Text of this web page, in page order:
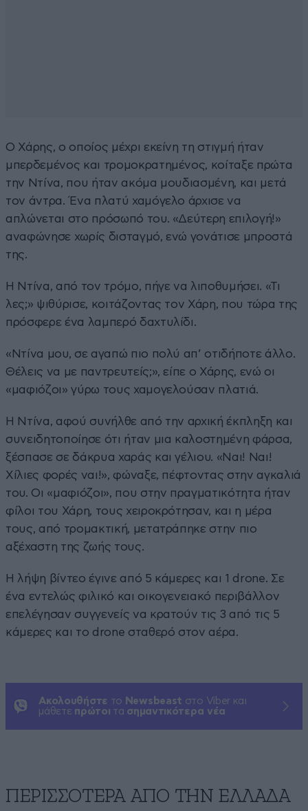
Ο Χάρης, ο οποίος μέχρι εκείνη τη στιγμή ήταν
μπερδεμένος και τρομοκρατημένος, κοίταξε πρώτα
την Ντίνα, που ήταν ακόμα μουδιασμένη, και μετά
τον άντρα. Ένα πλατύ χαμόγελο άρχισε να
απλώνεται στο πρόσωπό του. «Δεύτερη επιλογή!»
αναφώνησε χωρίς δισταγμό, ενώ γονάτισε μπροστά
της.
Η Ντίνα, από τον τρόμο, πήγε να λιποθυμήσει. «Τι
λες;» ψιθύρισε, κοιτάζοντας τον Χάρη, που τώρα της
πρόσφερε ένα λαμπερό δαχτυλίδι.
«Ντίνα μου, σε αγαπώ πιο πολύ απ’ οτιδήποτε άλλο.
Θέλεις να με παντρευτείς;», είπε ο Χάρης, ενώ οι
«μαφιόζοι» γύρω τους χαμογελούσαν πλατιά.
Η Ντίνα, αφού συνήλθε από την αρχική έκπληξη και
συνειδητοποίησε ότι ήταν μια καλοστημένη φάρσα,
ξέσπασε σε δάκρυα χαράς και γέλιου. «Ναι! Ναι!
Χίλιες φορές ναι!», φώναξε, πέφτοντας στην αγκαλιά
του. Οι «μαφιόζοι», που στην πραγματικότητα ήταν
φίλοι του Χάρη, τους χειροκρότησαν, και η μέρα
τους, από τρομακτική, μετατράπηκε στην πιο
αξέχαστη της ζωής τους.
Η λήψη βίντεο έγινε από 5 κάμερες και 1 drone. Σε
ένα εντελώς φιλικό και οικογενειακό περιβάλλον
επελέγησαν συγγενείς να κρατούν τις 3 από τις 5
κάμερες και το drone σταθερό στον αέρα.
Ακολουθήστε το Newsbeast στο Viber και
μάθετε πρώτοι τα σημαντικότερα νέα
ΠΕΡΙΣΣΟΤΕΡΑ ΑΠΟ ΤΗΝ ΕΛΛΑΔΑ